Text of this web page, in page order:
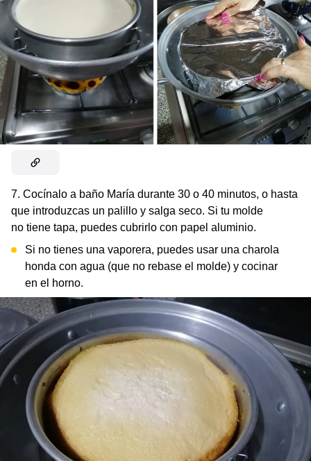
7. Cocínalo a baño María durante 30 o 40 minutos, o hasta
que introduzcas un palillo y salga seco. Si tu molde
no tiene tapa, puedes cubrirlo con papel aluminio.
Si no tienes una vaporera, puedes usar una charola
honda con agua (que no rebase el molde) y cocinar
en el horno.